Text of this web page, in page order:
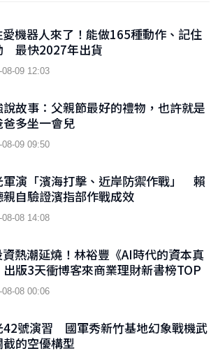
機器人來了！能做165種動作、記住
最快2027年出貨
08-09 12:03
說故事：父親節最好的禮物，也許就是
爸多坐一會兒
08-09 09:50
軍演「濱海打擊、近岸防禦作戰」 賴
親自驗證濱指部作戰成效
08-08 14:08
熱潮延燒！林裕豐《AI時代的資本真
出版3天衝博客來商業理財新書榜TOP
08-08 00:06
42號演習 國軍秀新竹基地幻象戰機武
的空優構型